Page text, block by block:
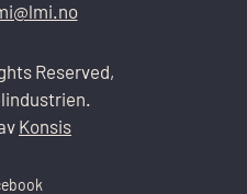
Reserved,
Konsis